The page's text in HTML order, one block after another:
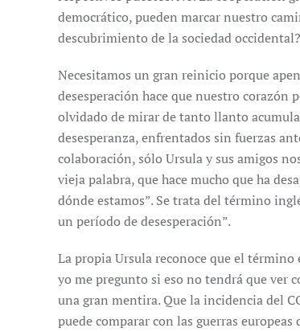
democrático, pueden marcar nuestro
descubrimiento de la sociedad
Necesitamos un gran reinicio porque
desesperación hace que nuestro corazón
olvidado de mirar de tanto llanto
desesperanza, enfrentados sin fuerzas
colaboración, sólo Ursula y sus amigos
vieja palabra, que hace mucho que ha
dónde estamos”. Se trata del término
un período de desesperación”.
La propia Ursula reconoce que el término
yo me pregunto si eso no tendrá que ver
una gran mentira. Que la incidencia del
puede comparar con las guerras